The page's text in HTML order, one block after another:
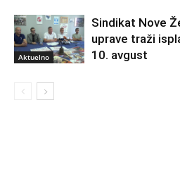
Aktuelno
Sindikat Nove
uprave traži
10. avgust